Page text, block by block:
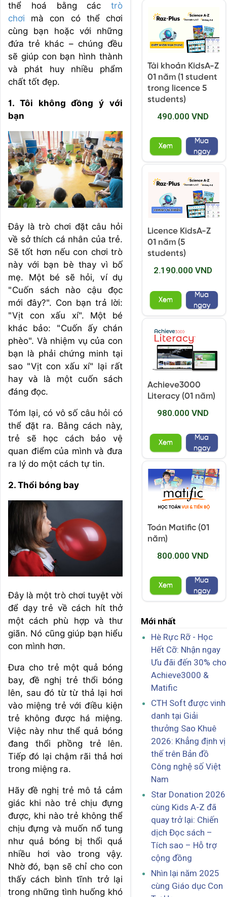
thể hoá bằng các trò
chơi mà con có thể chơi
cùng bạn hoặc với những
đứa trẻ khác – chúng đều
sẽ giúp con bạn hình thành
và phát huy nhiều phẩm
chất tốt đẹp.
1. Tôi không đồng ý với
bạn
Đây là trò chơi đặt câu hỏi
về sở thích cá nhân của trẻ.
Sẽ tốt hơn nếu con chơi trò
này với bạn bè thay vì bố
mẹ. Một bé sẽ hỏi, ví dụ
"Cuốn sách nào cậu đọc
mới đây?". Con bạn trả lời:
"Vịt con xấu xí". Một bé
khác bảo: "Cuốn ấy chán
phèo". Và nhiệm vụ của con
bạn là phải chứng minh tại
sao "Vịt con xấu xí" lại rất
hay và là một cuốn sách
đáng đọc.
Tóm lại, có vô số câu hỏi có
thể đặt ra. Bằng cách này,
trẻ sẽ học cách bảo vệ
quan điểm của mình và đưa
ra lý do một cách tự tin.
2. Thổi bóng bay
Đây là một trò chơi tuyệt vời
để dạy trẻ về cách hít thở
một cách phù hợp và thư
giãn. Nó cũng giúp bạn hiểu
con mình hơn.
Đưa cho trẻ một quả bóng
bay, đề nghị trẻ thổi bóng
lên, sau đó từ từ thả lại hơi
vào miệng trẻ với điều kiện
trẻ không được há miệng.
Việc này như thể quả bóng
đang thổi phồng trẻ lên.
Tiếp đó lại chậm rãi thả hơi
trong miệng ra.
Hãy đề nghị trẻ mô tả cảm
giác khi nào trẻ chịu đựng
được, khi nào trẻ không thể
chịu đựng và muốn nổ tung
như quả bóng bị thổi quá
nhiều hơi vào trong vậy.
Nhờ đó, bạn sẽ chỉ cho con
thấy cách bình tĩnh trở lại
trong những tình huống khó
Tài khoản KidsA-Z
01 năm (1 student
trong licence 5
students)
490.000 VND
Xem
Mua
ngay
Licence KidsA-Z
01 năm (5
students)
2.190.000 VND
Xem
Mua
ngay
Achieve3000
Literacy (01 năm)
980.000 VND
Xem
Mua
ngay
Toán Matific (01
năm)
800.000 VND
Xem
Mua
ngay
Mới nhất
Hè Rực Rỡ - Học
Hết Cỡ: Nhận ngay
Ưu đãi đến 30% cho
Achieve3000 &
Matific
CTH Soft được vinh
danh tại Giải
thưởng Sao Khuê
2026: Khẳng định vị
thế trên Bản đồ
Công nghệ số Việt
Nam
Star Donation 2026
cùng Kids A-Z đã
quay trở lại: Chiến
dịch Đọc sách –
Tích sao – Hỗ trợ
cộng đồng
Nhìn lại năm 2025
cùng Giáo dục Con